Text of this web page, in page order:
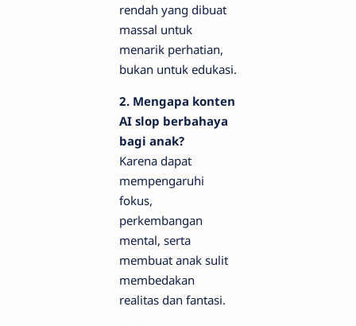
rendah yang dibuat
massal untuk
menarik perhatian,
bukan untuk edukasi.
2. Mengapa konten
AI slop berbahaya
bagi anak?
Karena dapat
mempengaruhi
fokus,
perkembangan
mental, serta
membuat anak sulit
membedakan
realitas dan fantasi.